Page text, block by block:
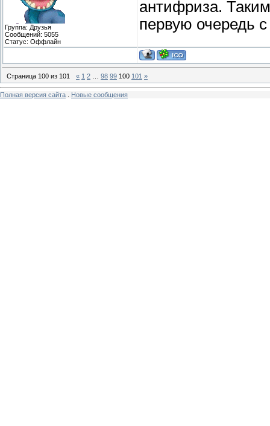
Группа: Друзья
Сообщений: 5055
Статус: Оффлайн
антифриза.
первую очередь
Страница 100 из 101 « 1 2 98 99 100 101 »
Полная версия сайта Новые сообщения